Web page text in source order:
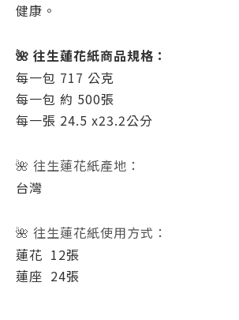
健康。
🌺 往生蓮花紙商品規格：
每一包 717 公克
每一包 約 500張
每一張 24.5 x23.2公分
🌺 往生蓮花紙產地：
台灣
🌺 往生蓮花紙使用方式：
蓮花 12張
蓮座 24張